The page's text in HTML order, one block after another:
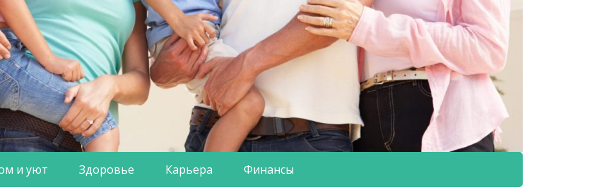
и уют Здоровье Карьера Финансы